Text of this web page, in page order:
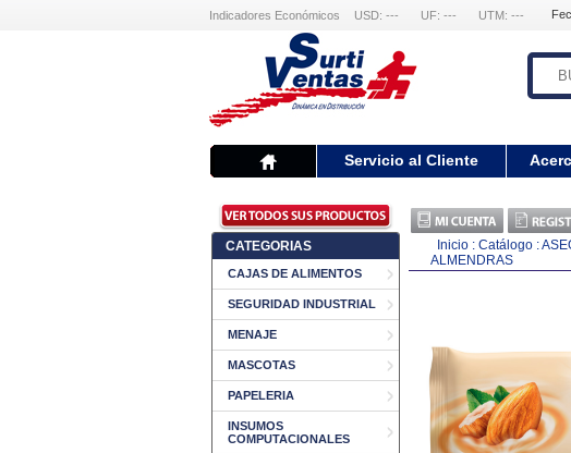
Indicadores Económicos USD: --- UF: --- UTM: ---
Servicio al Cliente
CATEGORIAS
CAJAS DE ALIMENTOS
SEGURIDAD INDUSTRIAL
MENAJE
MASCOTAS
PAPELERIA
INSUMOS
COMPUTACIONALES
Inicio : Catálogo :
ALMENDRAS